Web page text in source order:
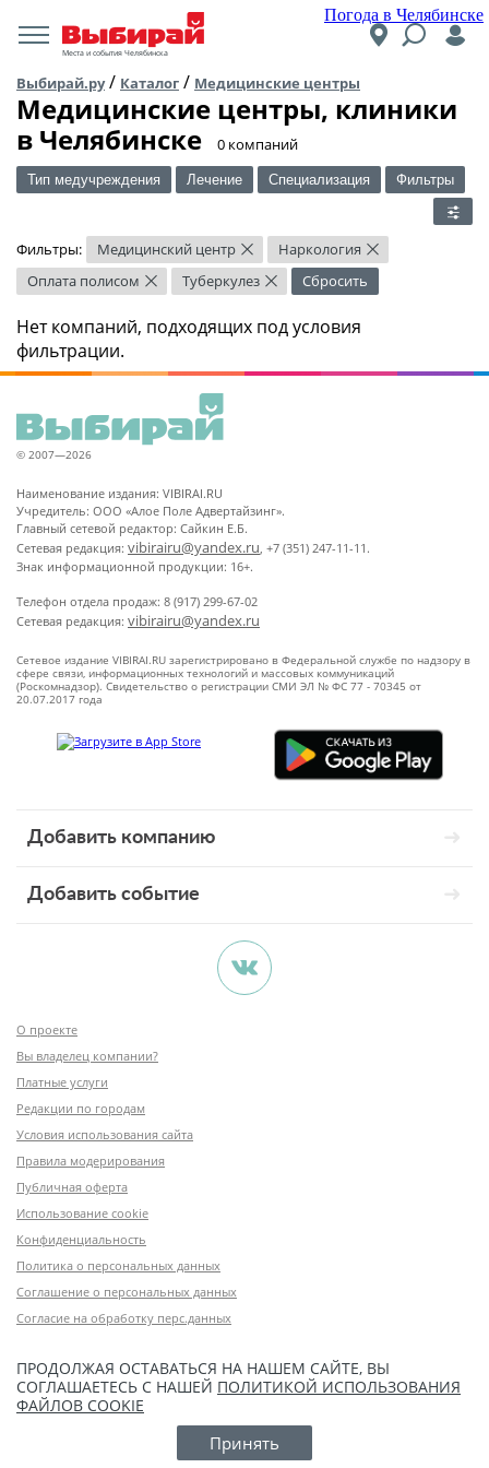
Погода в Челябинске
Места и события Челябинска
Выбирай.ру/ Каталог / Медицинские центры
Медицинские центры, клиники
в Челябинске
​0 компаний
Тип медучреждения Лечение Специализация Фильтры
Фильтры: Медицинский центр × Наркология ×
Оплата полисом × Туберкулез × Сбросить
Нет компаний, подходящих под условия
фильтрации.
© 2007—2026
Наименование издания: VIBIRAI.RU
Учредитель: ООО «Алое Поле Адвертайзинг».
Главный сетевой редактор: Сайкин Е.Б.
Сетевая редакция: vibirairu@yandex.ru, +7 (351) 247-11-11.
Знак информационной продукции: 16+.
Телефон отдела продаж: 8 (917) 299-67-02
Сетевая редакция: vibirairu@yandex.ru
Сетевое издание VIBIRAI.RU зарегистрировано в Федеральной службе по надзору в
сфере связи, информационных технологий и массовых коммуникаций
(Роскомнадзор). Свидетельство о регистрации СМИ ЭЛ № ФС 77 - 70345 от
20.07.2017 года
Добавить компанию
Добавить событие
О проекте
Вы владелец компании?
Платные услуги
Редакции по городам
Условия использования сайта
Правила модерирования
Публичная оферта
Использование cookie
Конфиденциальность
Политика о персональных данных
Соглашение о персональных данных
Согласие на обработку перс.данных
ПРОДОЛЖАЯ ОСТАВАТЬСЯ НА НАШЕМ САЙТЕ, ВЫ
СОГЛАШАЕТЕСЬ С НАШЕЙ ПОЛИТИКОЙ ИСПОЛЬЗОВАНИЯ
ФАЙЛОВ COOKIE
Принять